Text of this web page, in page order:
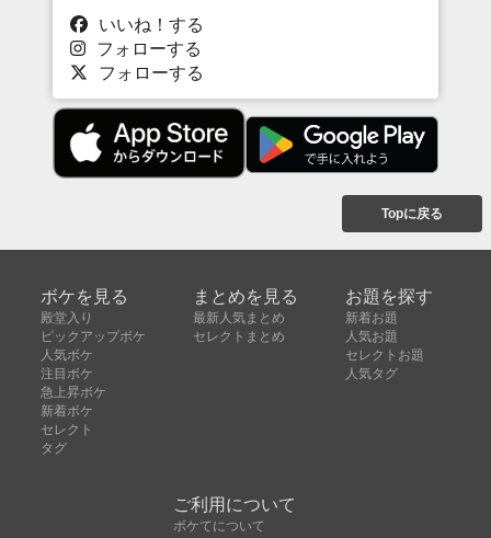
いいね！する
フォローする
フォローする
Topに戻る
ボケを見る
殿堂入り
ピックアップボケ
人気ボケ
注目ボケ
急上昇ボケ
新着ボケ
セレクト
タグ
まとめを見る
最新人気まとめ
セレクトまとめ
お題を探す
新着お題
人気お題
セレクトお題
人気タグ
ご利用について
ボケてについて